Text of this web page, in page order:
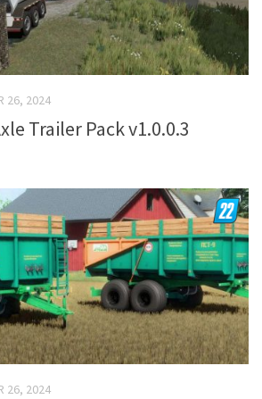
26, 2024
Trailer Pack v1.0.0.3
26, 2024